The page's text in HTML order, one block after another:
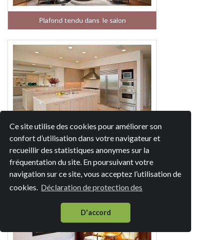
Ce site utilise des cookies pour améliorer son
confort d’utilisation dans votre navigateur et
recueillir des statistiques anonymes sur la
fréquentation du site. En poursuivant votre
navigation sur ce site, vous acceptez l’utilisation de
cookies. Déclaration de protection des
D'accord
Plafond tendu dans le salon
Plafond tendu dans la cuisine